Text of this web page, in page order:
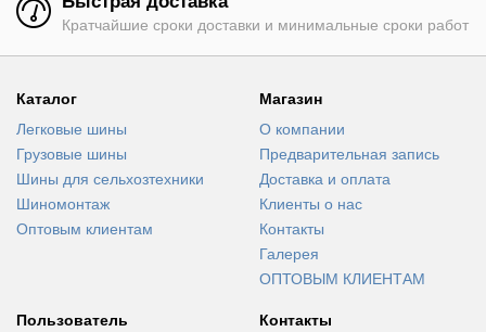
Кратчайшие сроки доставки и минимальные сроки работ
Каталог
Легковые шины
Грузовые шины
Шины для сельхозтехники
Шиномонтаж
Оптовым клиентам
Магазин
О компании
Предварительная запись
Доставка и оплата
Клиенты о нас
Контакты
Галерея
ОПТОВЫМ КЛИЕНТАМ
Пользователь Контакты